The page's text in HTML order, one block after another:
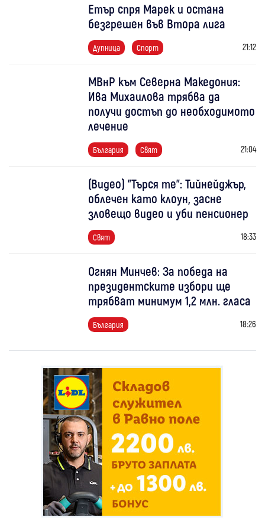
Етър спря Марек и остана
безгрешен във Втора лига
Дупница Спорт 21:12
МВнР към Северна Македония:
Ива Михаилова трябва да
получи достъп до необходимото
лечение
България Свят 21:04
(Видео) "Търся те": Тийнейджър,
облечен като клоун, засне
зловещо видео и уби пенсионер
Свят 18:33
Огнян Минчев: За победа на
президентските избори ще
трябват минимум 1,2 млн. гласа
България 18:26